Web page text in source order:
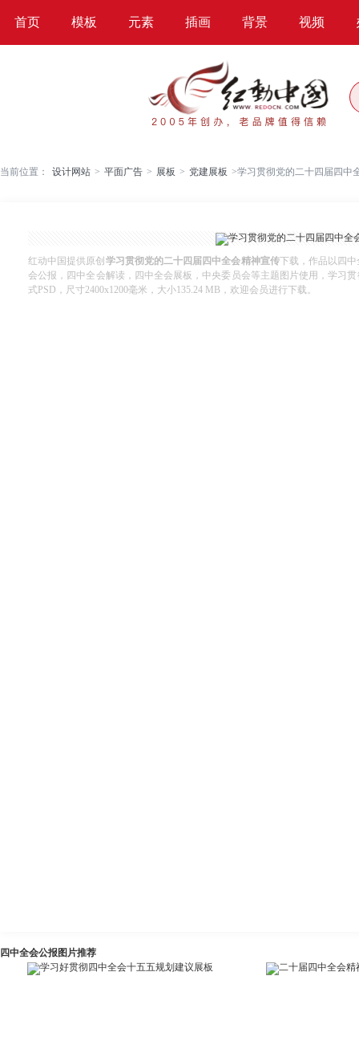
首页 模板 元素 插画 背景 视频
当前位置： 设计网站 > 平面广告 > 展板 > 党建展板 >学习贯彻党的二十四届四中
红动中国提供原创 学习贯彻党的二十四届四中全会精神宣传下载，作品以四
会公报，四中全会解读，四中全会展板，中央委员会等主题图片使用，学习
式PSD，尺寸2400x1200毫米，大小135.24 MB，欢迎会员进行下载。
四中全会公报图片推荐